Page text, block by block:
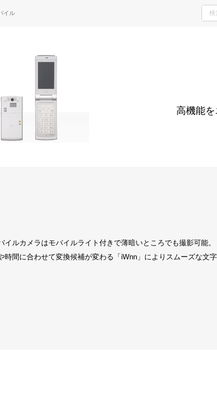
イル
サポート窓口
高機能
イルカメラはモバイルライト付きで薄暗いところでも撮影可能。
時間に合わせて変換候補が変わる「iWnn」によりスムーズな文